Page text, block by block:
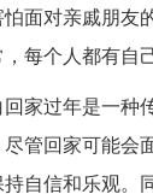
面对亲戚朋友
每个人都有自
家过年是一种
管回家可能会
自信和乐观。